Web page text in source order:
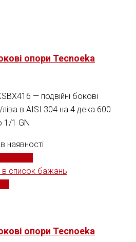
опори Tecnoeka
— подвійні бокові
в AISI 304 на 4 дека 600
1/1 GN
наявності
в список бажань
опори Tecnoeka